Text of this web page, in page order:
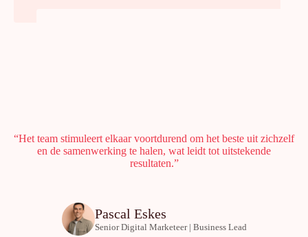
“Het team stimuleert elkaar voortdurend om het beste uit zichzelf
en de samenwerking te halen, wat leidt tot uitstekende
resultaten.”
Pascal Eskes
Senior Digital Marketeer | Business Lead